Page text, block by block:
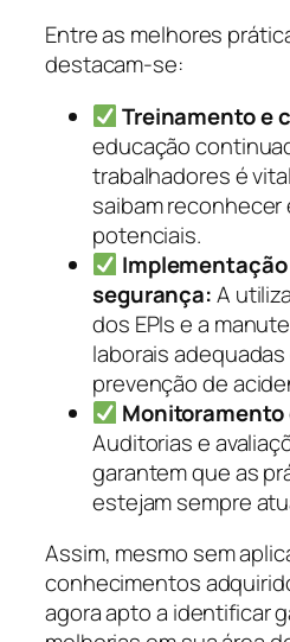
Entre as melhores
destacam-se:
Treinamento e
educação
trabalhadores é
saibam reconhecer
potenciais.
segurança:A
dos EPIs e a
laborais
prevenção de
Auditorias e
garantem que as
estejam sempre
Assim, mesmo sem
conhecimentos
agora apto a identificar